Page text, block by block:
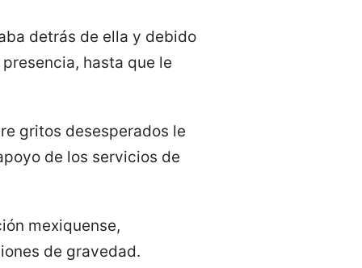
detrás de ella y debido
hasta que le
gritos desesperados le
de los servicios de
mexiquense,
de gravedad.